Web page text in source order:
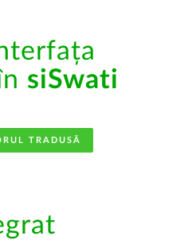
siSwati
TRADUSĂ